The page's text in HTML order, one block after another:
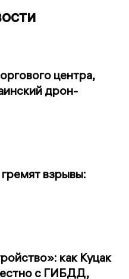
центра,
дрон-
взрывы:
как Куцак
с ГИБДД,